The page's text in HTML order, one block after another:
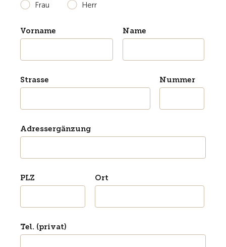
Frau
Herr
Vorname Name
Strasse Nummer
Adressergänzung
PLZ Ort
Tel. (privat)